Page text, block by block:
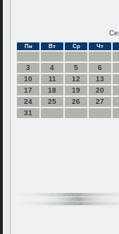
Пн Вт Ср Чт
3
4 5 6
10
11 12 13
17
18 19 20
24
25 26 27
31